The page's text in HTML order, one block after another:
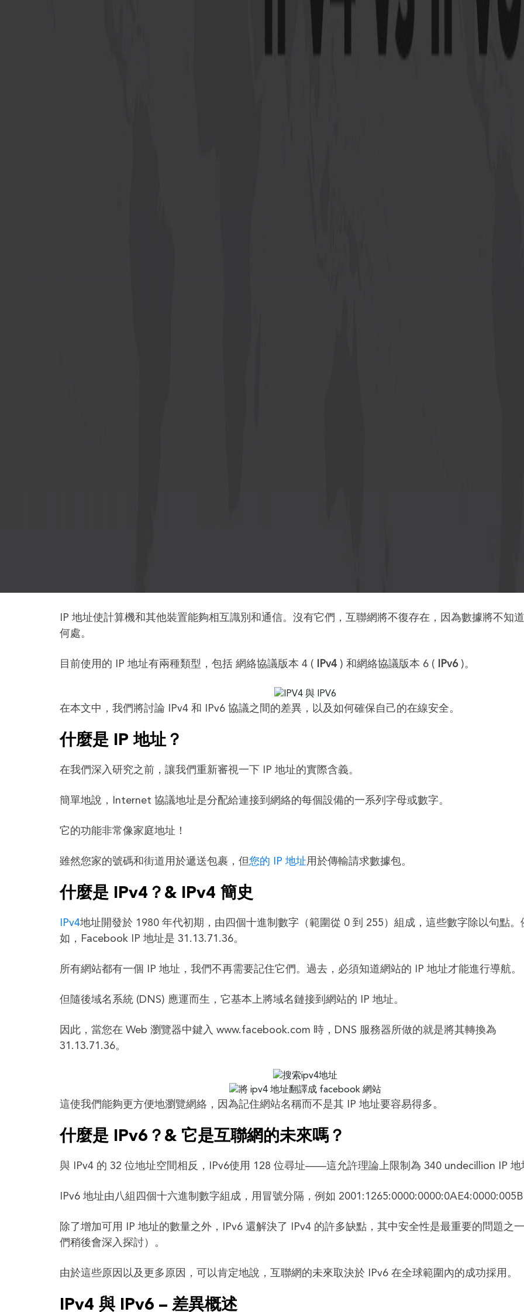
IP 地址使計算機和其他裝置能夠相互識別和通信。沒有它們，互聯網將不復存在，因為數據將不知
何處。
目前使用的 IP 地址有兩種類型，包括 網絡協議版本 4 ( IPv4 ) 和網絡協議版本 6 ( IPv6)。
在本文中，我們將討論 IPv4 和 IPv6 協議之間的差異，以及如何確保自己的在線安全。
什麼是 IP 地址？
在我們深入研究之前，讓我們重新審視一下 IP 地址的實際含義。
簡單地說，Internet 協議地址是分配給連接到網絡的每個設備的一系列字母或數字。
它的功能非常像家庭地址！
雖然您家的號碼和街道用於遞送包裹，但您的 IP 地址用於傳輸請求數據包。
什麼是 IPv4？& IPv4 簡史
IPv4地址開發於 1980 年代初期，由四個十進制數字（範圍從 0 到 255）組成，這些數字除以句點。
如，Facebook IP 地址是 31.13.71.36。
所有網站都有一個 IP 地址，我們不再需要記住它們。過去，必須知道網站的 IP 地址才能進行導航。
但隨後域名系統 (DNS) 應運而生，它基本上將域名鏈接到網站的 IP 地址。
因此，當您在 Web 瀏覽器中鍵入 www.facebook.com 時，DNS 服務器所做的就是將其轉換為
31.13.71.36。
這使我們能夠更方便地瀏覽網絡，因為記住網站名稱而不是其 IP 地址要容易得多。
什麼是 IPv6？& 它是互聯網的未來嗎？
與 IPv4 的 32 位地址空間相反，IPv6使用 128 位尋址——這允許理論上限制為 340 undecillion IP 地
IPv6 地址由八組四個十六進制數字組成，用冒號分隔，例如
除了增加可用 IP 地址的數量之外，IPv6 還解決了 IPv4 的許多缺點，其中安全性是最重要的問題之
們稍後會深入探討）。
由於這些原因以及更多原因，可以肯定地說，互聯網的未來取決於 IPv6 在全球範圍內的成功採用。
IPv4 與 IPv6 – 差異概述